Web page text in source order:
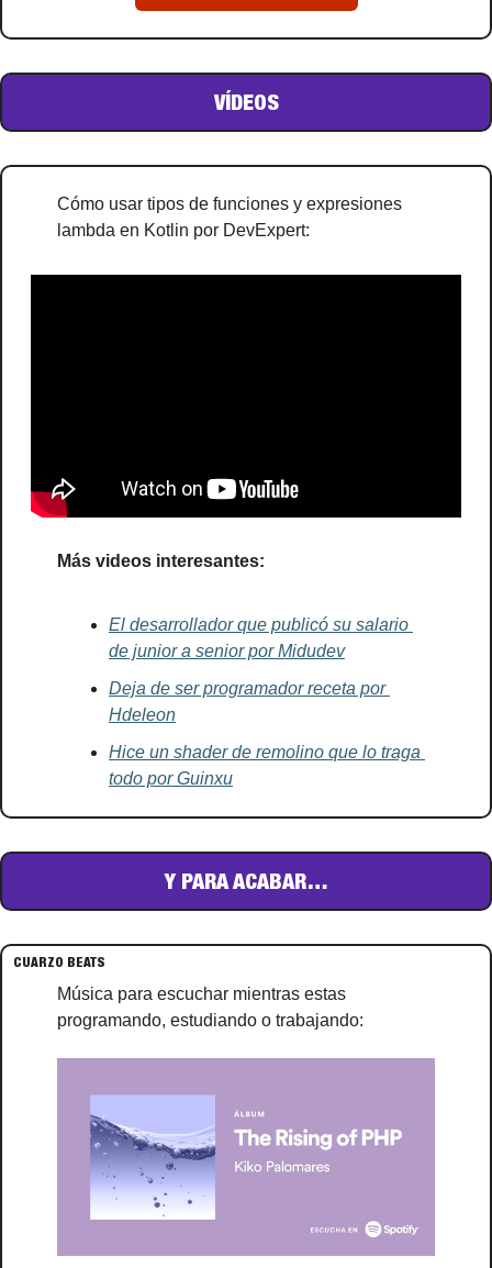
VÍDEOS
Cómo usar tipos de funciones y expresiones
lambda en Kotlin por DevExpert:
Más videos interesantes:
El desarrollador que publicó su salario
de junior a senior por Midudev
Deja de ser programador receta por
Hdeleon
Hice un shader de remolino que lo traga
todo por Guinxu
Y PARA ACABAR…
CUARZO BEATS
Música para escuchar mientras estas
programando, estudiando o trabajando: